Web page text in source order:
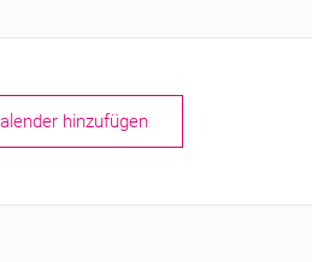
hinzufügen